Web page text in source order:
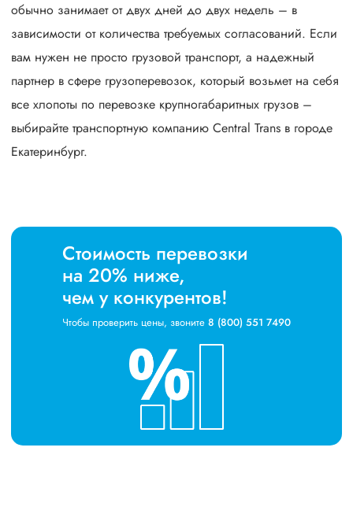
обычно занимает от двух дней до двух недель – в
зависимости от количества требуемых согласований. Если
вам нужен не просто грузовой транспорт, а надежный
партнер в сфере грузоперевозок, который возьмет на себя
все хлопоты по перевозке крупногабаритных грузов –
выбирайте транспортную компанию Central Trans в городе
Екатеринбург.
Стоимость перевозки
на 20% ниже,
чем у конкурентов!
Чтобы проверить цены, звоните 8 (800) 551 7490